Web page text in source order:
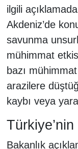
ilgili
Akdeniz’de
savunma
mühimmat
bazı
arazilere
kaybı veya
Türkiye’nin
Bakanlık